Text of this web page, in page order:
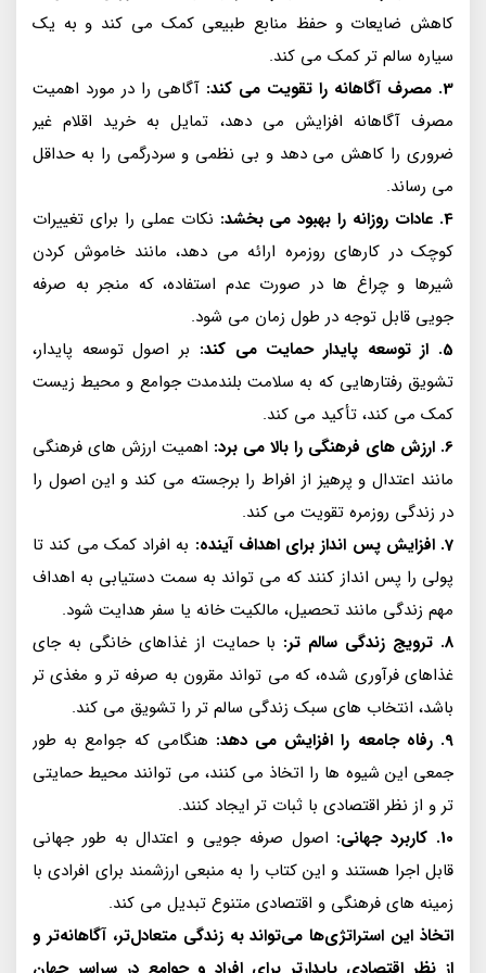
کاهش ضایعات و حفظ منابع طبیعی کمک می کند و به یک
سیاره سالم تر کمک می کند.
3. مصرف آگاهانه را تقویت می کند:
آگاهی را در مورد اهمیت
مصرف آگاهانه افزایش می دهد، تمایل به خرید اقلام غیر
ضروری را کاهش می دهد و بی نظمی و سردرگمی را به حداقل
می رساند.
4. عادات روزانه را بهبود می بخشد:
نکات عملی را برای تغییرات
کوچک در کارهای روزمره ارائه می دهد، مانند خاموش کردن
شیرها و چراغ ها در صورت عدم استفاده، که منجر به صرفه
جویی قابل توجه در طول زمان می شود.
5. از توسعه پایدار حمایت می کند:
بر اصول توسعه پایدار،
تشویق رفتارهایی که به سلامت بلندمدت جوامع و محیط زیست
کمک می کند، تأکید می کند.
6. ارزش های فرهنگی را بالا می برد:
اهمیت ارزش های فرهنگی
مانند اعتدال و پرهیز از افراط را برجسته می کند و این اصول را
در زندگی روزمره تقویت می کند.
7. افزایش پس انداز برای اهداف آینده:
به افراد کمک می کند تا
پولی را پس انداز کنند که می تواند به سمت دستیابی به اهداف
مهم زندگی مانند تحصیل، مالکیت خانه یا سفر هدایت شود.
8. ترویج زندگی سالم تر:
با حمایت از غذاهای خانگی به جای
غذاهای فرآوری شده، که می تواند مقرون به صرفه تر و مغذی تر
باشد، انتخاب های سبک زندگی سالم تر را تشویق می کند.
9. رفاه جامعه را افزایش می دهد:
هنگامی که جوامع به طور
جمعی این شیوه ها را اتخاذ می کنند، می توانند محیط حمایتی
تر و از نظر اقتصادی با ثبات تر ایجاد کنند.
10. کاربرد جهانی:
اصول صرفه جویی و اعتدال به طور جهانی
قابل اجرا هستند و این کتاب را به منبعی ارزشمند برای افرادی با
زمینه های فرهنگی و اقتصادی متنوع تبدیل می کند.
اتخاذ این استراتژی‌ها می‌تواند به زندگی متعادل‌تر، آگاهانه‌تر و